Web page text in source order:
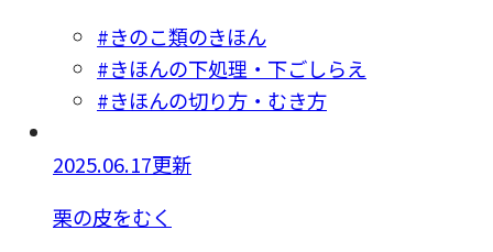
#きのこ類のきほん
#きほんの下処理・下ごしらえ
#きほんの切り方・むき方
2025.06.17更新
栗の皮をむく